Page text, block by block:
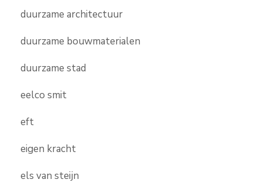
duurzame architectuur
duurzame bouwmaterialen
duurzame stad
eelco smit
eft
eigen kracht
els van steijn